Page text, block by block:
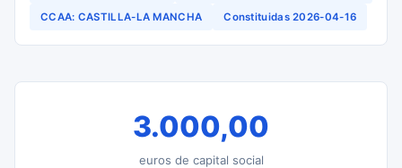
CCAA: CASTILLA-LA MANCHA Constituidas 2026-04-16
3.000,00
euros de capital social